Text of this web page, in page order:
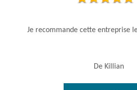
Je recommande cette entreprise
De Killian